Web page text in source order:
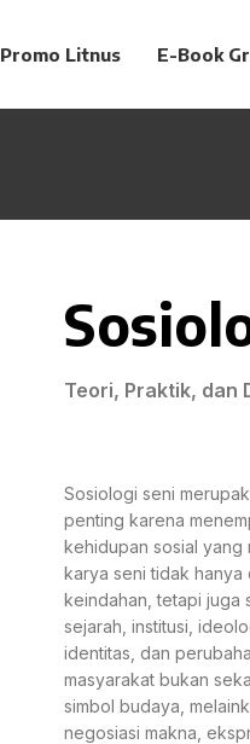
Promo Litnus E-Book
Teori, Praktik, dan
Sosiologi seni
penting karena
kehidupan sosial yang
karya seni tidak
keindahan, tetapi juga
sejarah, institusi,
identitas, dan
masyarakat bukan
simbol budaya,
negosiasi makna,